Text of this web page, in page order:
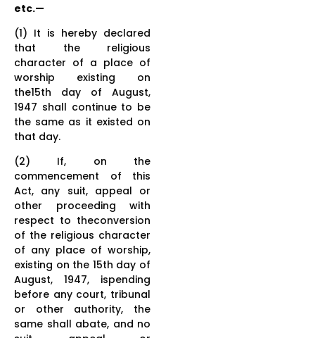
etc.—
(1) It is hereby declared
that the religious
character of a place of
worship existing on
the15th day of August,
1947 shall continue to be
the same as it existed on
that day.
(2) If, on the
commencement of this
Act, any suit, appeal or
other proceeding with
respect to theconversion
of the religious character
of any place of worship,
existing on the 15th day of
August, 1947, ispending
before any court, tribunal
or other authority, the
same shall abate, and no